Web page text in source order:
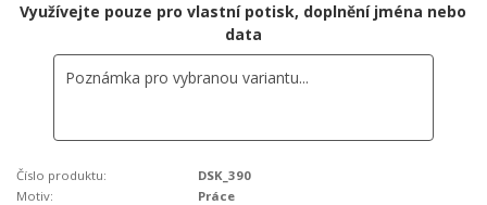
Využívejte pouze pro vlastní potisk, doplnění jména nebo
data
Číslo produktu:
DSK_390
Motiv:
Práce